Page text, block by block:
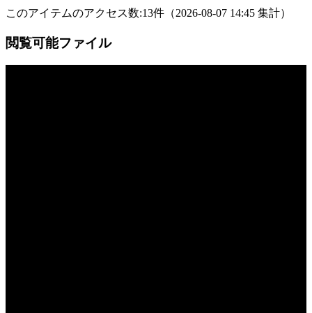
このアイテムのアクセス数:13件 （2026-08-07 14:45 集計）
閲覧可能ファイル